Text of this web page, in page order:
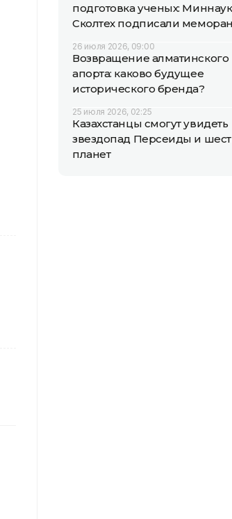
подготовка ученых:
Сколтех подписали
26 июля 2026, 09:00
Возвращение алматинского
апорта: каково будущее
исторического бренда?
25 июля 2026, 02:25
Казахстанцы смогут увидеть
звездопад Персеиды и
планет